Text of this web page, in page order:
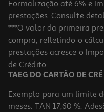
Tempero Margão Salmão Air
49.67 €/Kg
1,49 €
Formalização até 6% e
prestações. Consulte
***O valor da primeira
compra, refletindo o
prestações acresce o
de Crédito.
TAEG DO CARTÃO DE
Exemplo para um limite
meses. TAN 17,60 %.